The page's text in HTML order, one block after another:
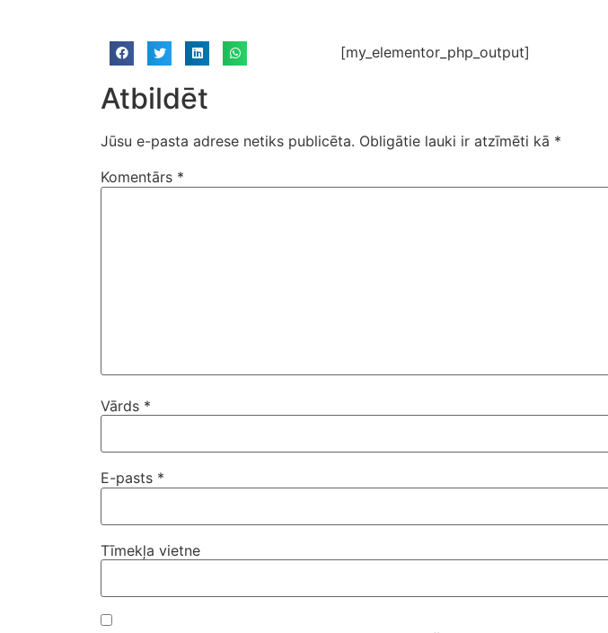
[my_elementor_php_output]
Atbildēt
Jūsu e-pasta adrese netiks publicēta. Obligātie lauki ir atzīmēti kā *
Komentārs *
Vārds *
E-pasts *
Tīmekļa vietne